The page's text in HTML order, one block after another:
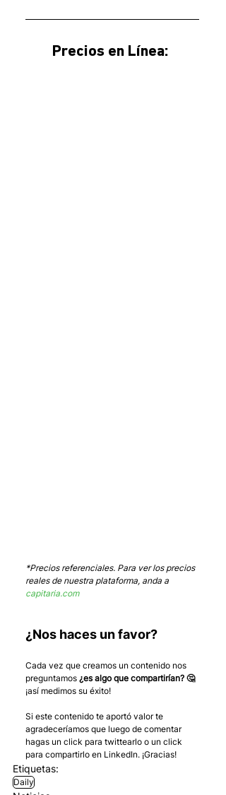
Precios en Línea:
*Precios referenciales. Para ver los precios
reales de nuestra plataforma, anda a
capitaria.com
¿Nos haces un favor?
Cada vez que creamos un contenido nos
preguntamos ¿es algo que compartirían? 🤔
¡así medimos su éxito!
Si este contenido te aportó valor te
agradeceríamos que luego de comentar
hagas un click para twittearlo o un click
para compartirlo en LinkedIn. ¡Gracias!
Etiquetas:
Daily